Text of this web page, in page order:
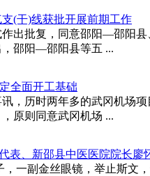
(干)线获批开展前期工作
作出批复，同意邵阳—邵
阳—邵阳县等五 ...
全面开工基础
，历时两年多的武冈机场
原则同意武冈机场 ...
表、新邵县中医医院院长廖
，一副金丝眼镜，举止斯文